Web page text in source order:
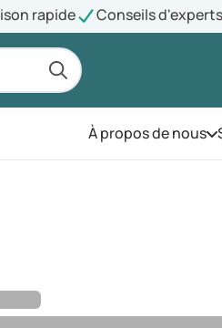
rapide Conseils d'experts
À propos de nous